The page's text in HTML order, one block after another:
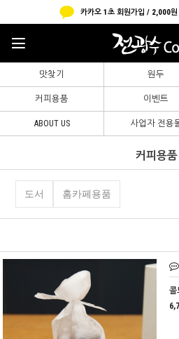
카카오 1초 회원가입 / 2,000
맛찾기 원두
커피용품 이벤트
ABOUT US 사업자 전용
커피용품
도서 홈카페용품
콜